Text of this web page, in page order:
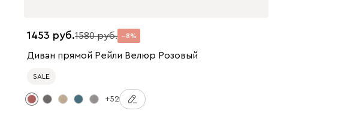
1453 1580 8
Диван прямой Рейли Велюр Розовый
SALE
+52